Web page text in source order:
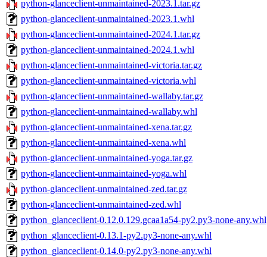
python-glanceclient-unmaintained-2023.1.tar.gz
python-glanceclient-unmaintained-2023.1.whl
python-glanceclient-unmaintained-2024.1.tar.gz
python-glanceclient-unmaintained-2024.1.whl
python-glanceclient-unmaintained-victoria.tar.gz
python-glanceclient-unmaintained-victoria.whl
python-glanceclient-unmaintained-wallaby.tar.gz
python-glanceclient-unmaintained-wallaby.whl
python-glanceclient-unmaintained-xena.tar.gz
python-glanceclient-unmaintained-xena.whl
python-glanceclient-unmaintained-yoga.tar.gz
python-glanceclient-unmaintained-yoga.whl
python-glanceclient-unmaintained-zed.tar.gz
python-glanceclient-unmaintained-zed.whl
python_glanceclient-0.12.0.129.gcaa1a54-py2.py3-none-any.whl
python_glanceclient-0.13.1-py2.py3-none-any.whl
python_glanceclient-0.14.0-py2.py3-none-any.whl